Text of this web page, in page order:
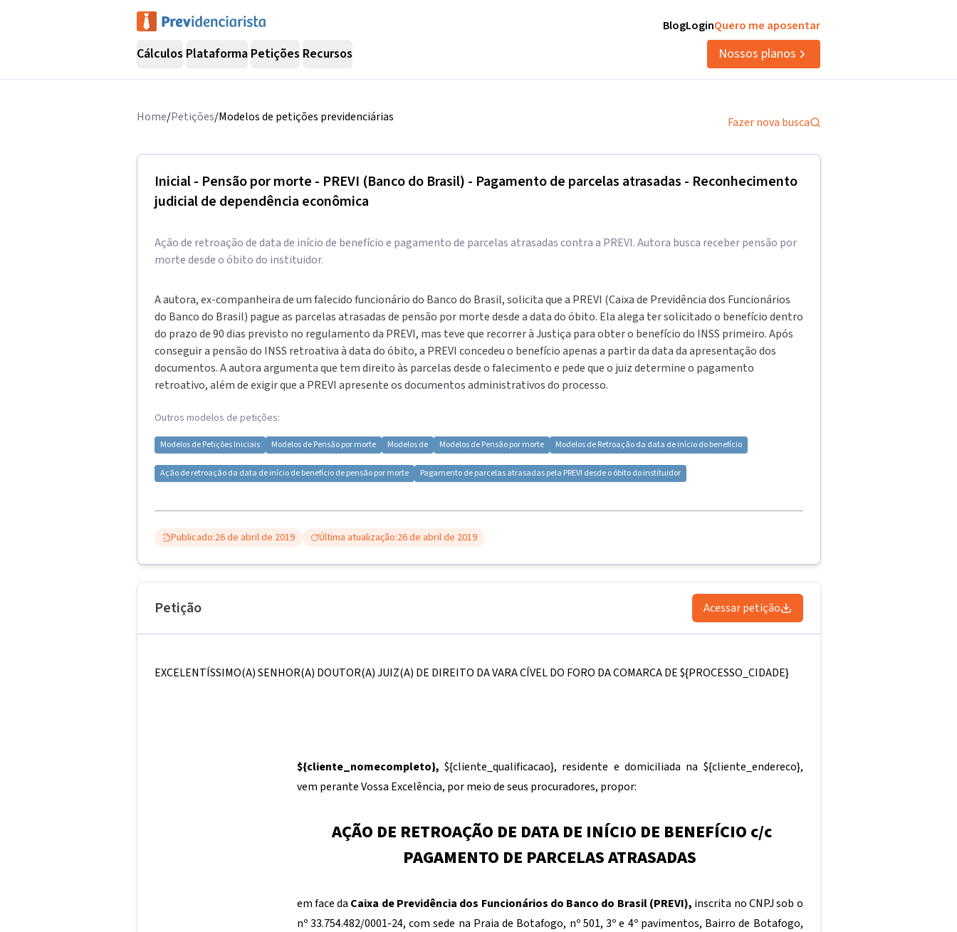
BlogLoginQuero me aposentar
Cálculos Plataforma Petições Recursos Nossos planos
Home/Petições/Modelos de petições previdenciárias Fazer nova busca
Inicial - Pensão por morte - PREVI (Banco do Brasil) - Pagamento de parcelas atrasadas - Reconhecimento
judicial de dependência econômica
Ação de retroação de data de início de benefício e pagamento de parcelas atrasadas contra a PREVI. Autora busca receber pensão por
morte desde o óbito do instituidor.
A autora, ex-companheira de um falecido funcionário do Banco do Brasil, solicita que a PREVI (Caixa de Previdência dos Funcionários
do Banco do Brasil) pague as parcelas atrasadas de pensão por morte desde a data do óbito. Ela alega ter solicitado o benefício dentro
do prazo de 90 dias previsto no regulamento da PREVI, mas teve que recorrer à Justiça para obter o benefício do INSS primeiro. Após
conseguir a pensão do INSS retroativa à data do óbito, a PREVI concedeu o benefício apenas a partir da data da apresentação dos
documentos. A autora argumenta que tem direito às parcelas desde o falecimento e pede que o juiz determine o pagamento
retroativo, além de exigir que a PREVI apresente os documentos administrativos do processo.
Outros modelos de petições:
Modelos dePetições Iniciais Modelos dePensão por morte Modelos de Modelos dePensão por morte Modelos deRetroação da data de início do benefício
Ação de retroação da data de início de benefício de pensão por morte Pagamento de parcelas atrasadas pela PREVI desde o óbito do instituidor
Publicado:26 de abril de 2019 Última atualização:26 de abril de 2019
Petição Acessar petição
EXCELENTÍSSIMO(A) SENHOR(A) DOUTOR(A) JUIZ(A) DE DIREITO DA VARA CÍVEL DO FORO DA COMARCA DE${PROCESSO_CIDADE}
${cliente_nomecompleto}, ${cliente_qualificacao}, residente e domiciliada na ${cliente_endereco},
vem perante Vossa Excelência, por meio de seus procuradores, propor:
AÇÃO DE RETROAÇÃO DE DATA DE INÍCIO DE BENEFÍCIO c/c
PAGAMENTO DE PARCELAS ATRASADAS
em face da Caixa de Previdência dos Funcionários do Banco do Brasil (PREVI), inscrita no CNPJ sob o
nº 33.754.482/0001-24, com sede na Praia de Botafogo, nº 501, 3º e 4º pavimentos, Bairro de Botafogo,